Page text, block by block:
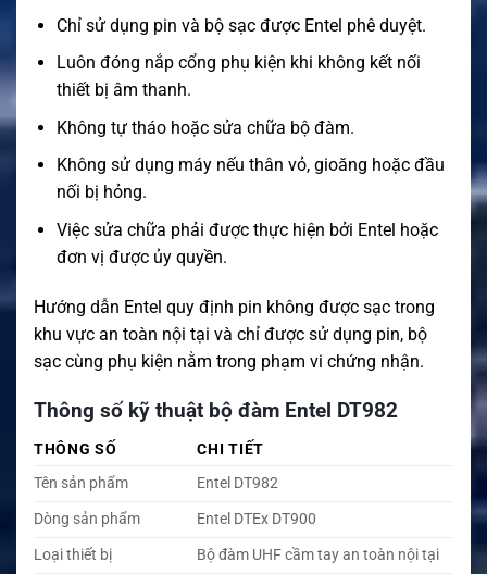
Chỉ sử dụng pin và bộ sạc được Entel phê duyệt.
Luôn đóng nắp cổng phụ kiện khi không kết nối
thiết bị âm thanh.
Không tự tháo hoặc sửa chữa bộ đàm.
Không sử dụng máy nếu thân vỏ, gioăng hoặc đầu
nối bị hỏng.
Việc sửa chữa phải được thực hiện bởi Entel hoặc
đơn vị được ủy quyền.
Hướng dẫn Entel quy định pin không được sạc trong
khu vực an toàn nội tại và chỉ được sử dụng pin, bộ
sạc cùng phụ kiện nằm trong phạm vi chứng nhận.
Thông số kỹ thuật bộ đàm Entel DT982
THÔNG SỐ
CHI TIẾT
Tên sản phẩm
Entel DT982
Dòng sản phẩm
Entel DTEx DT900
Loại thiết bị
Bộ đàm UHF cầm tay an toàn nội tại